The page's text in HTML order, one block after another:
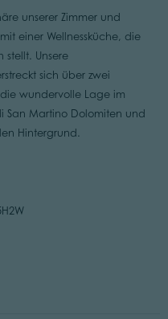
unserer Zimmer und
einer Wellnessküche, die
stellt. Unsere
sich über zwei
wundervolle Lage im
San Martino Dolomiten und
Hintergrund.